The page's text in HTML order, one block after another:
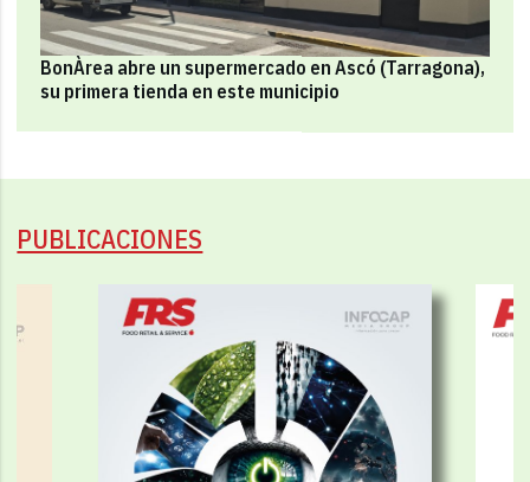
BonÀrea abre un supermercado en Ascó (Tarragona),
su primera tienda en este municipio
PUBLICACIONES